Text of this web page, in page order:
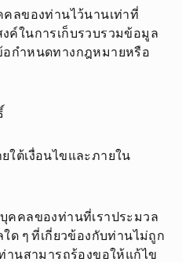
คลของท่านไว้นานเท่าที่
ค์ในการเก็บรวบรวมข้อมูล
อกำหนดทางกฎหมายหรือ
ใต้เงื่อนไขและภายใน
คคลของท่านที่เราประมวล
ด ๆ ที่เกี่ยวข้องกับท่านไม่ถูก
านสามารถร้องขอให้แก้ไข